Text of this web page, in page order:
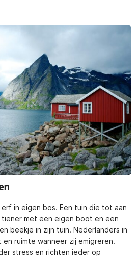
in eigen bos. Een tuin die tot aan
met een eigen boot en een
beekje in zijn tuin. Nederlanders in
ruimte wanneer zij emigreren.
stress en richten ieder op